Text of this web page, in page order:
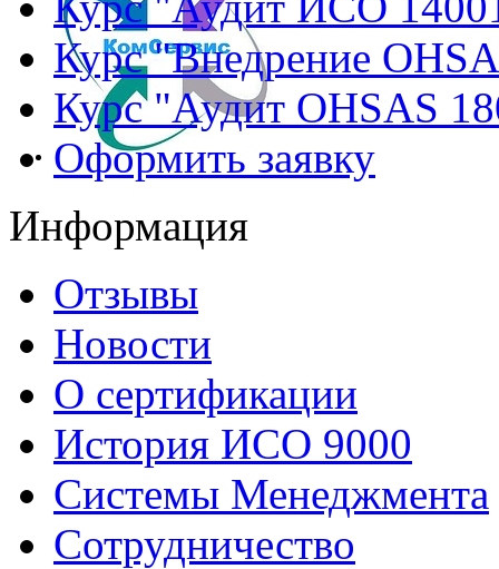
Курс "Внедрение
Курс "Аудит OHSAS
Оформить заявку
Информация
Отзывы
Новости
О сертификации
История ИСО 9000
Системы Менеджмента
Сотрудничество